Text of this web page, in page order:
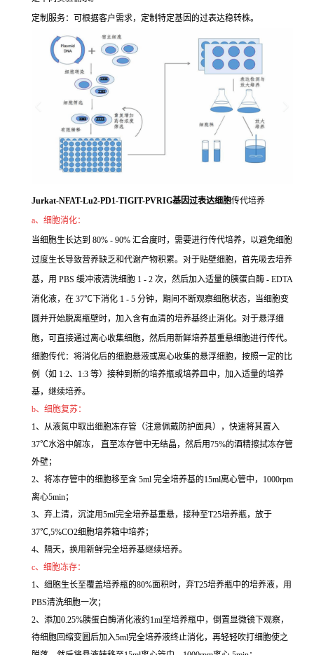
定制服务：可根据客户需求，定制特定基因的过表达稳转株。
Jurkat-NFAT-Lu2-PD1-TIGIT-PVRIG基因过表达细胞传代培养
a、细胞消化：
当细胞生长达到 80% - 90% 汇合度时，需要进行传代培养，以避免细胞
过度生长导致营养缺乏和代谢产物积累。对于贴壁细胞，首先吸去培养
基，用 PBS 缓冲液清洗细胞 1 - 2 次，然后加入适量的胰蛋白酶 - EDTA
消化液，在 37℃下消化 1 - 5 分钟，期间不断观察细胞状态，当细胞变
圆并开始脱离瓶壁时，加入含有血清的培养基终止消化。对于悬浮细
胞，可直接通过离心收集细胞，然后用新鲜培养基重悬细胞进行传代。
细胞传代：将消化后的细胞悬液或离心收集的悬浮细胞，按照一定的比
例（如 1:2、1:3 等）接种到新的培养瓶或培养皿中，加入适量的培养
基，继续培养。
b、细胞复苏：
1、从液氮中取出细胞冻存管（注意佩戴防护面具），快速将其置入
37℃水浴中解冻， 直至冻存管中无结晶，然后用75%的酒精擦拭冻存管
外壁；
2、将冻存管中的细胞移至含 5ml 完全培养基的15ml离心管中，1000rpm
离心5min；
3、弃上清，沉淀用5ml完全培养基重悬，接种至T25培养瓶，放于
37℃,5%CO2细胞培养箱中培养；
4、隔天，换用新鲜完全培养基继续培养。
c、细胞冻存：
1、细胞生长至覆盖培养瓶的80%面积时，弃T25培养瓶中的培养液，用
PBS清洗细胞一次；
2、添加0.25%胰蛋白酶消化液约1ml至培养瓶中，倒置显微镜下观察，
待细胞回缩变圆后加入5ml完全培养液终止消化，再轻轻吹打细胞使之